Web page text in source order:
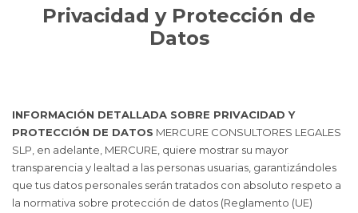
Privacidad y Protección de
Datos
INFORMACIÓN DETALLADA SOBRE PRIVACIDAD Y
PROTECCIÓN DE DATOS MERCURE CONSULTORES LEGALES
SLP, en adelante, MERCURE, quiere mostrar su mayor
transparencia y lealtad a las personas usuarias, garantizándoles
que tus datos personales serán tratados con absoluto respeto a
la normativa sobre protección de datos (Reglamento (UE)